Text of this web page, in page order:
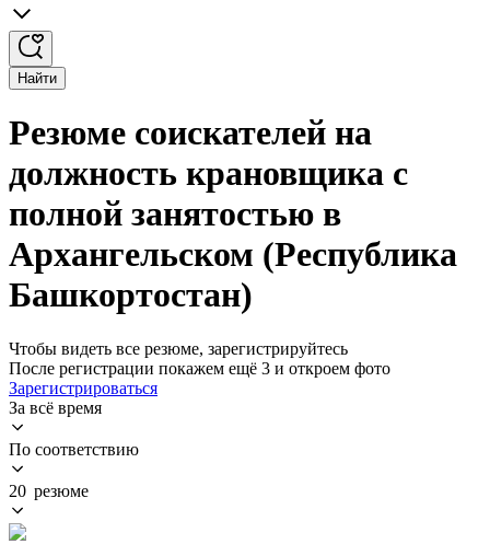
Найти
Резюме соискателей на
должность крановщика с
полной занятостью в
Архангельском (Республика
Башкортостан)
Чтобы видеть все резюме, зарегистрируйтесь
После регистрации покажем ещё 3 и откроем фото
Зарегистрироваться
За всё время
По соответствию
20 резюме